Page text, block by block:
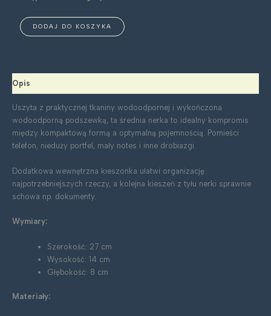
ilość
Nerka
DODAJ DO KOSZYKA
Opis
Uszyta z praktycznej tkaniny wodoodpornej i wykończona
wodoodporną podszewką, ta średnia nerka to idealny kompromis
między kompaktową formą a optymalną pojemnością. Pomieści
telefon, nieduży portfel, mały notes i inne drobiazgi.
Dodatkowa wewnętrzna kieszonka ułatwi organizację
najpotrzebniejszych rzeczy, a kolejna kieszeń z tyłu nerki sprawnie
schowa np. dokumenty.
Wymiary:
Szerokość: 27 cm
Wysokość: 14 cm
Głębokość: 8 cm
Materiały: